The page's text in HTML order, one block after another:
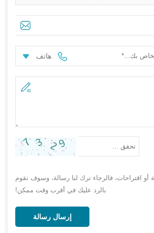
منتجات الصرف الصحي الجراحية
هاتف
أو اقتراحات، فالرجاء ترك لنا رسالة، وسوف نقوم
بالرد عليك في أقرب وقت ممكن!
إرسال رسالة